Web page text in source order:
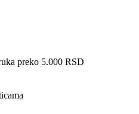
preko 5.000 RSD